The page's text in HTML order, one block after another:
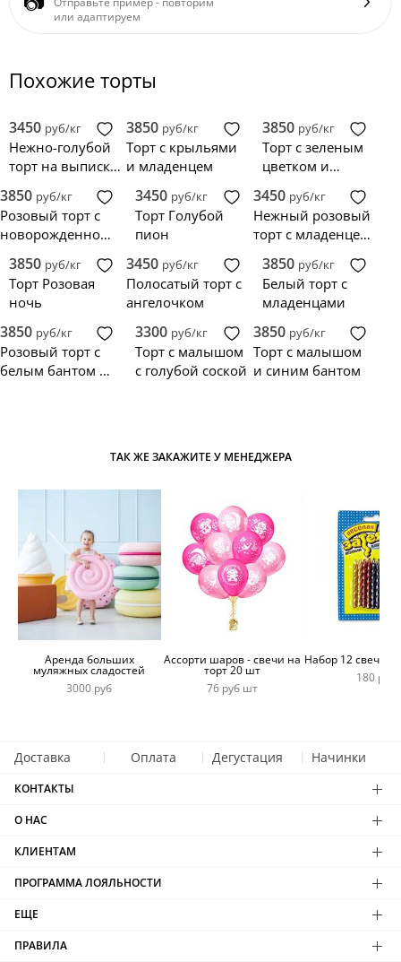
или адаптируем
Похожие торты
3450 руб/кг
Нежно-голубой
торт на выписку
фигуркой
3850 руб/кг
Торт с крыльями
и младенцем
3850 руб/кг
Торт с зеленым
цветком и
3850 руб/кг
Розовый торт с
новорожденной
3450 руб/кг
Торт Голубой
пион
3450 руб/кг
Нежный розовый
торт с младенцем
3850 руб/кг
Торт Розовая
ночь
3450 руб/кг
Полосатый торт с
ангелочком
3850 руб/кг
Белый торт с
младенцами
3850 руб/кг
Розовый торт с
белым бантом и
3300 руб/кг
Торт с малышом
с голубой соской
3850 руб/кг
Торт с малышом
и синим бантом
ТАК ЖЕ ЗАКАЖИТЕ У МЕНЕДЖЕРА
Аренда больших
муляжных сладостей
3000 руб
Ассорти шаров - свечи на
торт 20 шт
76 руб шт
Набор 12 свечей
180 руб
Доставка Оплата Дегустация Начинки
КОНТАКТЫ
О НАС
КЛИЕНТАМ
ПРОГРАММА ЛОЯЛЬНОСТИ
ЕЩЕ
ПРАВИЛА